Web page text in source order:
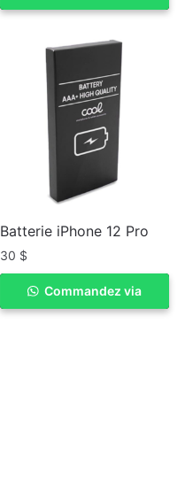
Batterie iPhone 12 Pro
30 $
ACHETER
Commandez via